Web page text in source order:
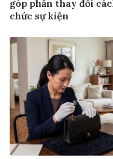
góp phần thay đổi
chức sự kiện